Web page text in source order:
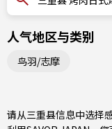
人气地区与类别
鸟羽/志摩
请从三重县信息中选择